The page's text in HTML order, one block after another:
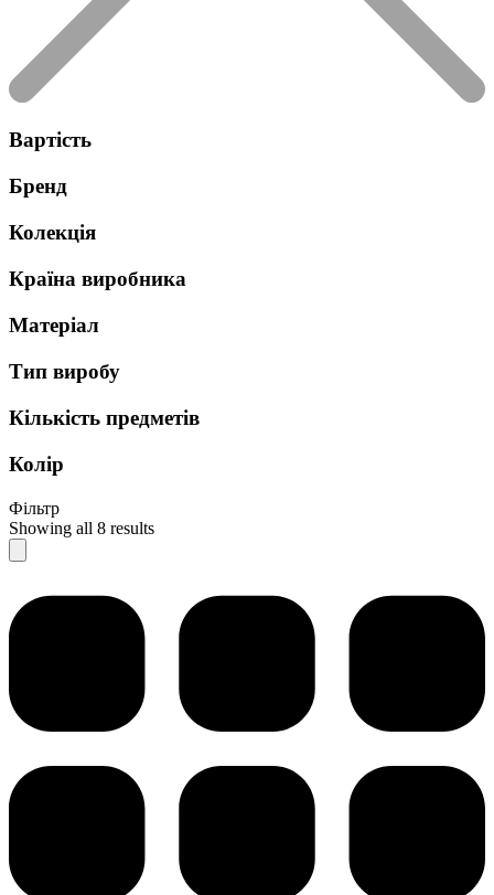
Вартість
Бренд
Колекція
Країна виробника
Матеріал
Тип виробу
Кількість предметів
Колір
Фільтр
Showing all 8 results